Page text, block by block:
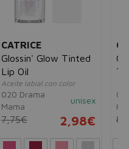
CATRICE
Glossin' Glow Tinted
Lip Oil
Aceite labial con color
020 Drama
Mama
unisex
7,75€ 2,98€